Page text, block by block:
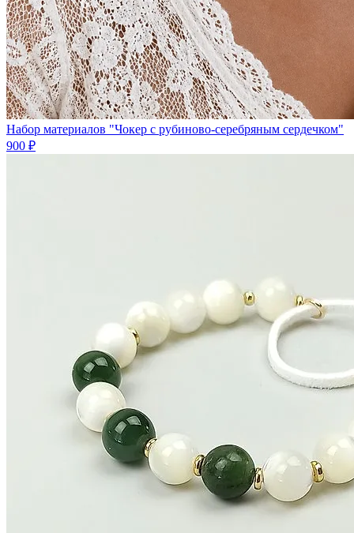
Набор материалов "Чокер с рубиново-серебряным сердечком"
900 ₽